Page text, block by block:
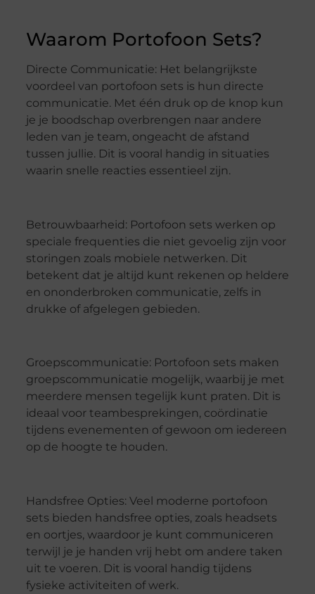
Waarom Portofoon Sets?
Directe Communicatie: Het belangrijkste
voordeel van portofoon sets is hun directe
communicatie. Met één druk op de knop kun
je je boodschap overbrengen naar andere
leden van je team, ongeacht de afstand
tussen jullie. Dit is vooral handig in situaties
waarin snelle reacties essentieel zijn.
Betrouwbaarheid: Portofoon sets werken op
speciale frequenties die niet gevoelig zijn voor
storingen zoals mobiele netwerken. Dit
betekent dat je altijd kunt rekenen op heldere
en ononderbroken communicatie, zelfs in
drukke of afgelegen gebieden.
Groepscommunicatie: Portofoon sets maken
groepscommunicatie mogelijk, waarbij je met
meerdere mensen tegelijk kunt praten. Dit is
ideaal voor teambesprekingen, coördinatie
tijdens evenementen of gewoon om iedereen
op de hoogte te houden.
Handsfree Opties: Veel moderne portofoon
sets bieden handsfree opties, zoals headsets
en oortjes, waardoor je kunt communiceren
terwijl je je handen vrij hebt om andere taken
uit te voeren. Dit is vooral handig tijdens
fysieke activiteiten of werk.